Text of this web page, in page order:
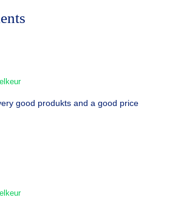
good produkts and a good price